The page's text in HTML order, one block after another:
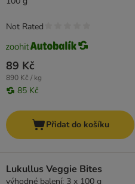
89 Kč
890 Kč / kg
85 Kč
Not Rated
Přidat do košíku
Lukullus Veggie Bites
výhodné balení: 3 x 100 g